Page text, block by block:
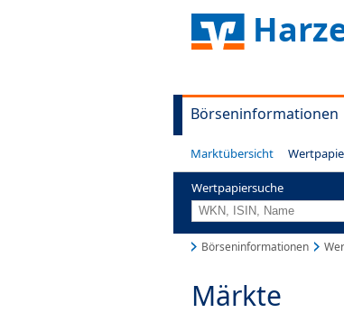
Börseninformationen
Marktübersicht
Wertpapiersuche
Börseninformationen
Märkte